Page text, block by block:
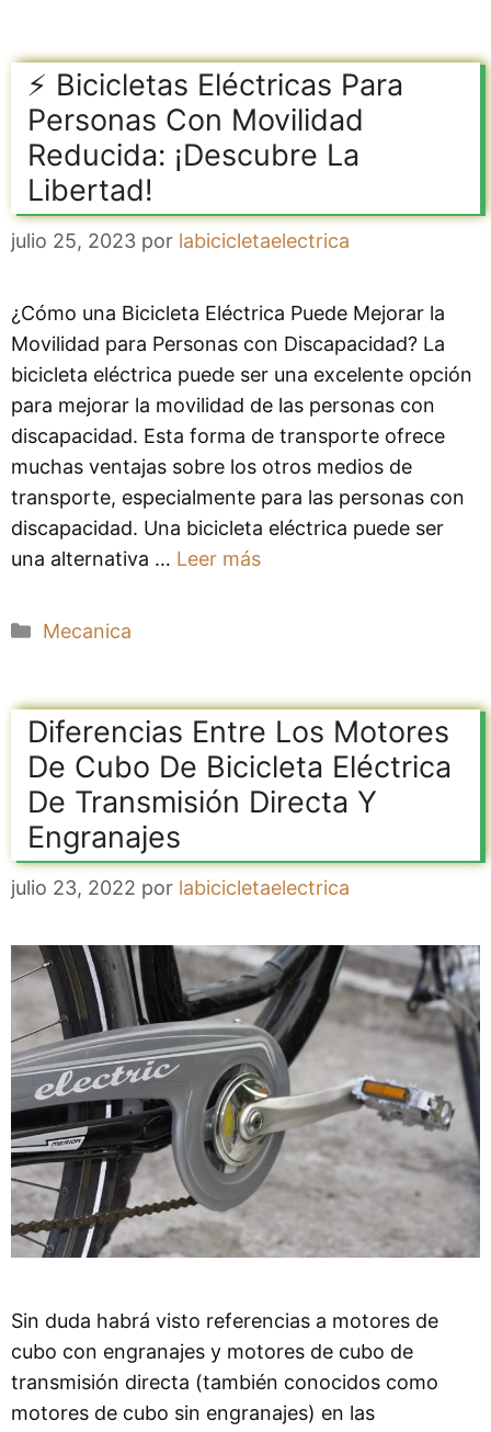
⚡️ Bicicletas Eléctricas Para
Personas Con Movilidad
Reducida: ¡Descubre La
Libertad!
julio 25, 2023 por labicicletaelectrica
¿Cómo una Bicicleta Eléctrica Puede Mejorar la
Movilidad para Personas con Discapacidad? La
bicicleta eléctrica puede ser una excelente opción
para mejorar la movilidad de las personas con
discapacidad. Esta forma de transporte ofrece
muchas ventajas sobre los otros medios de
transporte, especialmente para las personas con
discapacidad. Una bicicleta eléctrica puede ser
una alternativa … Leer más
Categorías
Mecanica
Diferencias Entre Los Motores
De Cubo De Bicicleta Eléctrica
De Transmisión Directa Y
Engranajes
julio 23, 2022 por labicicletaelectrica
Sin duda habrá visto referencias a motores de
cubo con engranajes y motores de cubo de
transmisión directa (también conocidos como
motores de cubo sin engranajes) en las